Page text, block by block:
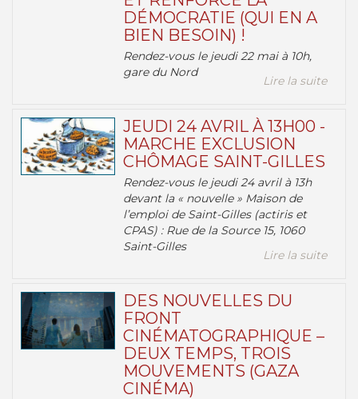
DÉMOCRATIE (QUI EN A
BIEN BESOIN) !
Rendez-vous le jeudi 22 mai à 10h,
gare du Nord
Lire la suite
JEUDI 24 AVRIL À 13H00 -
MARCHE EXCLUSION
CHÔMAGE SAINT-GILLES
Rendez-vous le jeudi 24 avril à 13h
devant la « nouvelle » Maison de
l’emploi de Saint-Gilles (actiris et
CPAS) : Rue de la Source 15, 1060
Saint-Gilles
Lire la suite
DES NOUVELLES DU
FRONT
CINÉMATOGRAPHIQUE –
DEUX TEMPS, TROIS
MOUVEMENTS (GAZA
CINÉMA)